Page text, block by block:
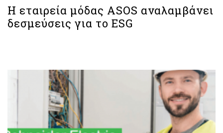
Η εταιρεία μόδας ASOS αναλαμβάνει
δεσμεύσεις για το ESG